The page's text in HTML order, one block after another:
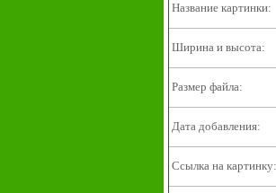
Название картинки:
Ширина и высота:
Размер файла:
Дата добавления:
Ссылка на картинку: